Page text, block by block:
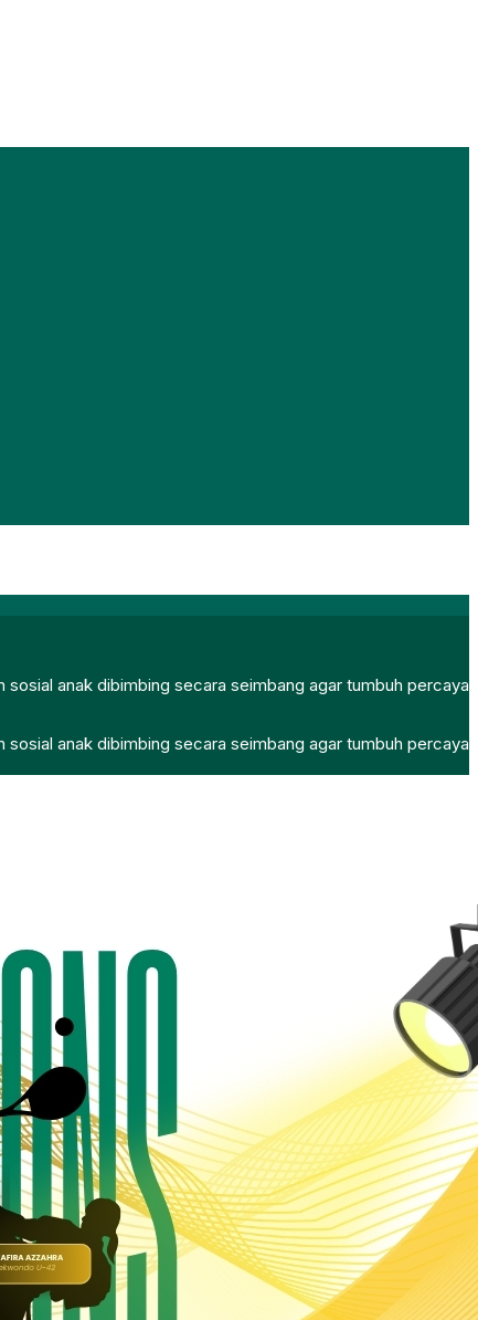
sosial anak dibimbing secara seimbang agar tumbuh percaya
sosial anak dibimbing secara seimbang agar tumbuh percaya